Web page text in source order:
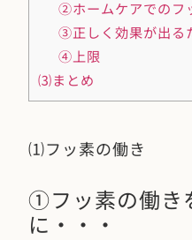
②ホームケアでのフ
③正しく効果が出る
④上限
⑶まとめ
⑴フッ素の働き
①フッ素の働き
に・・・